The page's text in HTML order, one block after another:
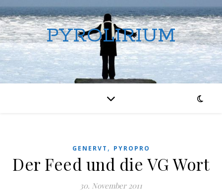
PYROLIRIUM
GENERVT , PYROPRO
Der Feed und die VG Wort
30. November 2011